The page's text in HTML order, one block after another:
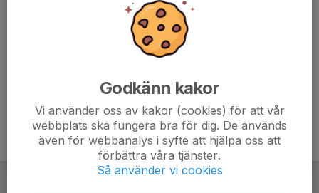
Mer information om cupen hittar ni här:
svenskalag.se/sais-f1510ar/sida/118875/f15-cuper
Godkänn kakor
Vi använder oss av kakor (cookies) för att vår
webbplats ska fungera bra för dig. De används
även för webbanalys i syfte att hjälpa oss att
förbättra våra tjänster.
Så använder vi cookies